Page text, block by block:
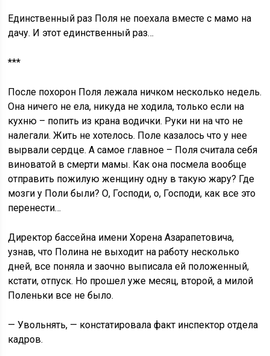
Единственный раз Поля не поехала вместе с мамо на
дачу. И этот единственный раз…
***
После похорон Поля лежала ничком несколько недель.
Она ничего не ела, никуда не ходила, только если на
кухню – попить из крана водички. Руки ни на что не
налегали. Жить не хотелось. Поле казалось что у нее
вырвали сердце. А самое главное – Поля считала себя
виноватой в смерти мамы. Как она посмела вообще
отправить пожилую женщину одну в такую жару? Где
мозги у Поли были? О, Господи, о, Господи, как все это
перенести…
Директор бассейна имени Хорена Азарапетовича,
узнав, что Полина не выходит на работу несколько
дней, все поняла и заочно выписала ей положенный,
кстати, отпуск. Но прошел уже месяц, второй, а милой
Поленьки все не было.
— Увольнять, — констатировала факт инспектор отдела
кадров.